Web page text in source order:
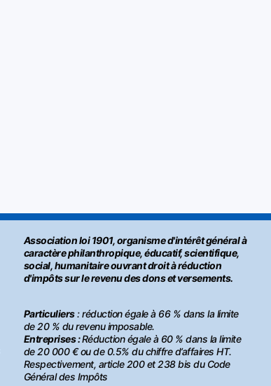
Association loi 1901, organisme d'intérêt général à
caractère philanthropique, éducatif, scientifique,
social, humanitaire ouvrant droit à réduction
d'impôts sur le revenu des dons et versements.
Particuliers: réduction égale à 66 % dans la limite
de 20 % du revenu imposable.
Entreprises :Réduction égale à 60 % dans la limite
de 20 000 € ou de 0.5% du chiffre d’affaires HT.
Respectivement, article 200 et 238 bis du Code
Général des Impôts